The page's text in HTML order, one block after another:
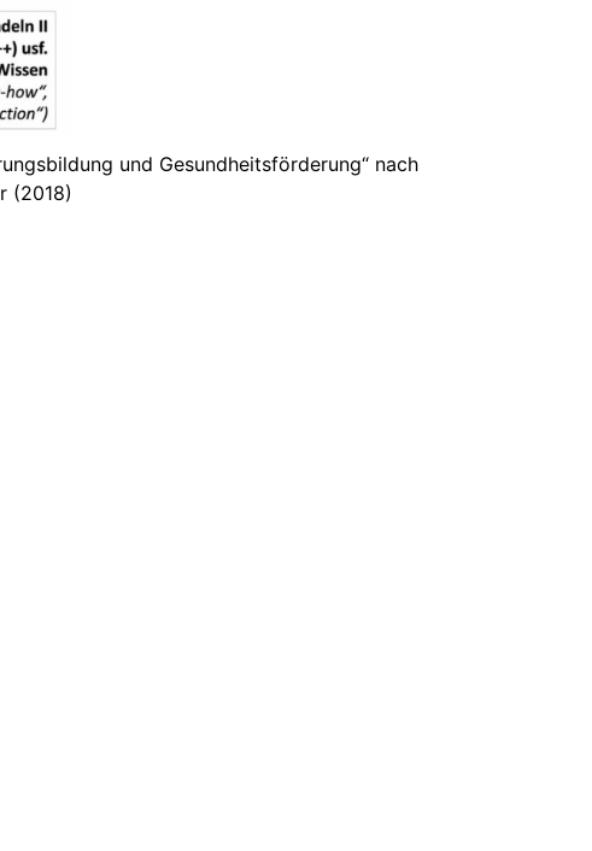
und Gesundheitsförderung“ nach
(2018)